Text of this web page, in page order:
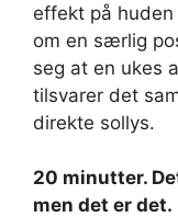
effekt på huden
om en særlig
seg at en ukes
tilsvarer det
direkte sollys.
20 minutter.
men det er det.